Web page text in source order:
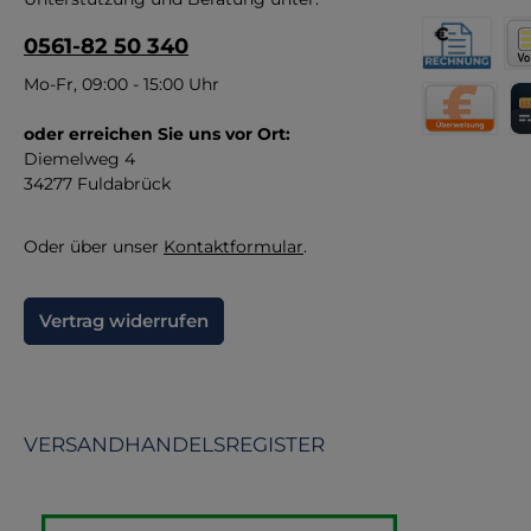
0561-82 50 340
Mo-Fr, 09:00 - 15:00 Uhr
oder erreichen Sie uns vor Ort:
Diemelweg 4
34277 Fuldabrück
Oder über unser Kontaktformular.
Vertrag widerrufen
Rechnung
VERSANDHANDELSREGISTER